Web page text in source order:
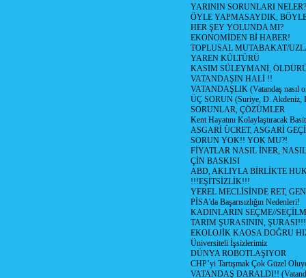
YARININ SORUNLARI NELER?
ÖYLE YAPMASAYDIK,
HER ŞEY YOLUNDA MI?
EKONOMİDEN Bİ HABER!
TOPLUSAL MUTABAKAT/
YAREN KÜLTÜRÜ
KASIM SÜLEYMANİ,
VATANDAŞIN HALİ !!
VATANDAŞLIK (Vatandaş nasıl
ÜÇ SORUN (Suriye, D. Akdeniz,
SORUNLAR, ÇÖZÜMLER
Kent Hayatını Kolaylaştıracak
ASGARİ ÜCRET, ASGARİ
SORUN YOK!! YOK MU?!
FİYATLAR NASIL İNER,
ÇİN BASKISI
ABD, AKLIYLA BİRLİKTE
!!!EŞİTSİZLİK!!!
YEREL MECLİSİNDE RET,
PİSA'da Başarısızlığın Nedenleri!
KADINLARIN SEÇME//
TARIM ŞURASININ, ŞURASI!!!
EKOLOJİK KAOSA DOĞRU
Üniversiteli İşsizlerimiz
DÜNYA ROBOTLAŞIYOR
CHP’yi Tartışmak Çok Güzel
VATANDAŞ DARALDI!!